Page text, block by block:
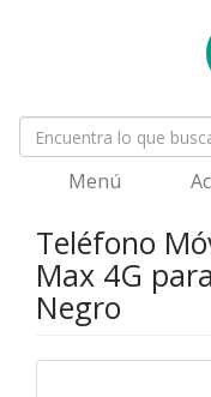
Menú
Teléfono
Max 4G
Negro